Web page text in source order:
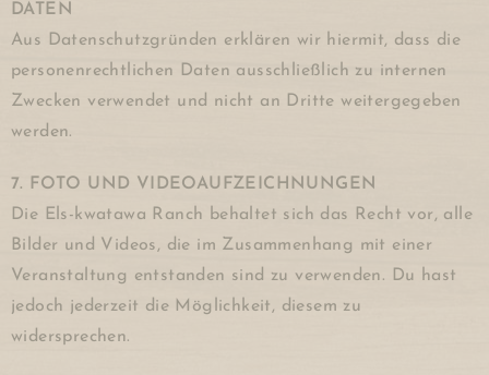
DATEN
Aus Datenschutzgründen erklären wir hiermit, dass die
personenrechtlichen Daten ausschließlich zu internen
Zwecken verwendet und nicht an Dritte weitergegeben
werden.
7. FOTO UND VIDEOAUFZEICHNUNGEN
Die Els-kwatawa Ranch behaltet sich das Recht vor, alle
Bilder und Videos, die im Zusammenhang mit einer
Veranstaltung entstanden sind zu verwenden. Du hast
jedoch jederzeit die Möglichkeit, diesem zu
widersprechen.